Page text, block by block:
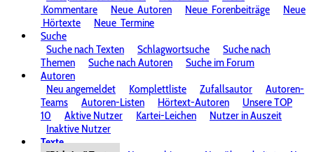
Kommentare
Neue Autoren Neue Forenbeiträge
Neue
Hörtexte
Neue Termine
Suche
Suche nach Texten
Schlagwortsuche
Suche nach
Themen
Suche nach Autoren
Suche im Forum
Autoren
Neu angemeldet
Komplettliste Zufallsautor
Autoren-
Teams
Autoren-Listen Hörtext-Autoren
Unsere TOP
10
Aktive Nutzer Kartei-Leichen
Nutzer in Auszeit
Inaktive Nutzer
Texte